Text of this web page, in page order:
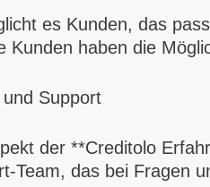
es Kunden, das
Kunden haben die
Support
der **Creditolo
Team, das bei Fragen